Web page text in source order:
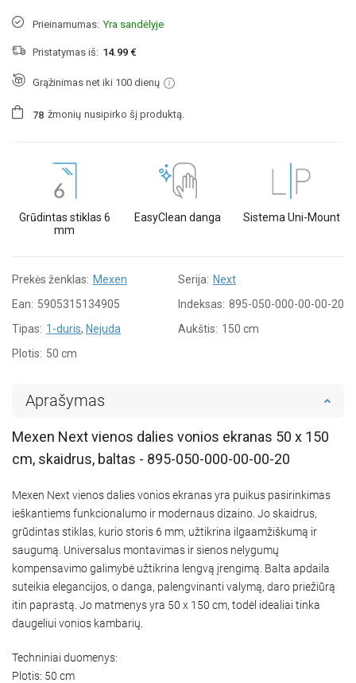
Prieinamumas: Yra sandėlyje
Pristatymas iš: 14.99 €
Grąžinimas net iki 100 dienų
78 žmonių nusipirko šį produktą.
Grūdintas stiklas 6
mm
EasyClean danga Sistema Uni-Mount
Prekės ženklas: Mexen Serija: Next
Ean: 5905315134905 Indeksas: 895-050-000-00-00-20
Tipas: 1-duris, Nejuda Aukštis: 150 cm
Plotis: 50 cm
Aprašymas
Mexen Next vienos dalies vonios ekranas 50 x 150
cm, skaidrus, baltas - 895-050-000-00-00-20
Mexen Next vienos dalies vonios ekranas yra puikus pasirinkimas
ieškantiems funkcionalumo ir modernaus dizaino. Jo skaidrus,
grūdintas stiklas, kurio storis 6 mm, užtikrina ilgaamžiškumą ir
saugumą. Universalus montavimas ir sienos nelygumų
kompensavimo galimybė užtikrina lengvą įrengimą. Balta apdaila
suteikia elegancijos, o danga, palengvinanti valymą, daro priežiūrą
itin paprastą. Jo matmenys yra 50 x 150 cm, todėl idealiai tinka
daugeliui vonios kambarių.
Techniniai duomenys:
Plotis: 50 cm